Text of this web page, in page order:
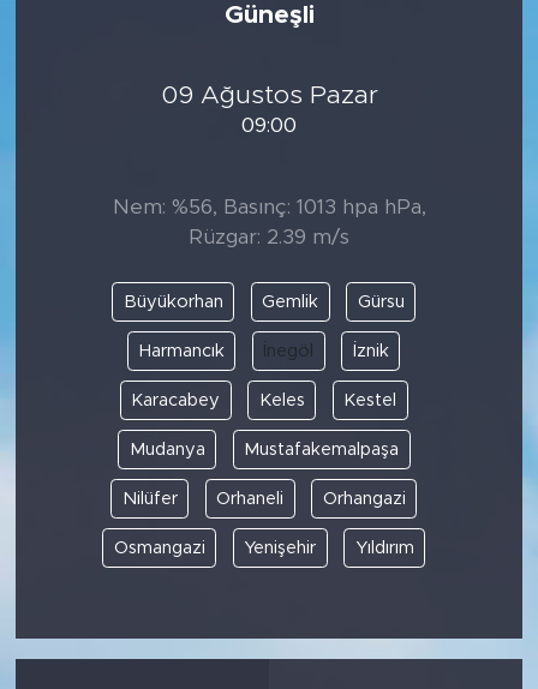
Güneşli
09 Ağustos Pazar
09:00
Nem: %56, Basınç: 1013 hpa hPa,
Rüzgar: 2.39 m/s
Büyükorhan Gemlik Gürsu
Harmancık İnegöl İznik
Karacabey Keles Kestel
Mudanya Mustafakemalpaşa
Nilüfer Orhaneli Orhangazi
Osmangazi Yenişehir Yıldırım
POLİTİKA
EKONOMİ
KÜLTÜR SANAT
YAŞAM